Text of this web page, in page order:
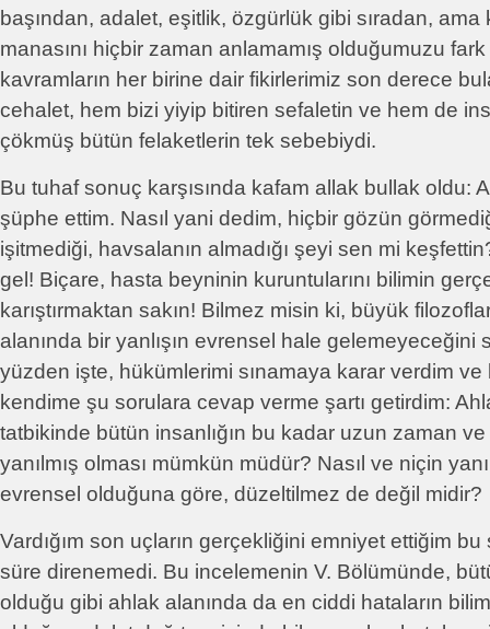
başından, adalet, eşitlik, özgürlük gibi sıradan,
manasını hiçbir zaman anlamamış olduğumuzu
kavramların her birine dair fikirlerimiz son derece
cehalet, hem bizi yiyip bitiren sefaletin ve hem de
çökmüş bütün felaketlerin tek sebebiydi.
Bu tuhaf sonuç karşısında kafam allak bullak oldu:
şüphe ettim. Nasıl yani dedim, hiçbir gözün
işitmediği, havsalanın almadığı şeyi sen mi
gel! Biçare, hasta beyninin kuruntularını bilimin
karıştırmaktan sakın! Bilmez misin ki, büyük
alanında bir yanlışın evrensel hale gelemeyeceğini
yüzden işte, hükümlerimi sınamaya karar verdim ve
kendime şu sorulara cevap verme şartı getirdim:
tatbikinde bütün insanlığın bu kadar uzun zaman
yanılmış olması mümkün müdür? Nasıl ve niçin
evrensel olduğuna göre, düzeltilmez de değil midir?
Vardığım son uçların gerçekliğini emniyet ettiğim
süre direnemedi. Bu incelemenin V. Bölümünde,
olduğu gibi ahlak alanında da en ciddi hataların